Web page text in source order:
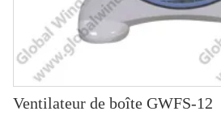
Ventilateur de boîte GWFS-12